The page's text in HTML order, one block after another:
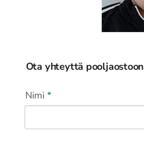
Ota yhteyttä pooljaostoon
Nimi*